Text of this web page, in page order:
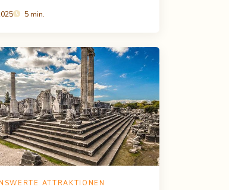
5 min.
ATTRAKTIONEN